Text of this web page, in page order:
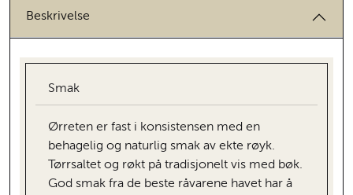
Beskrivelse
Smak
Ørreten er fast i konsistensen med en
behagelig og naturlig smak av ekte røyk.
Tørrsaltet og røkt på tradisjonelt vis med bøk.
God smak fra de beste råvarene havet har å